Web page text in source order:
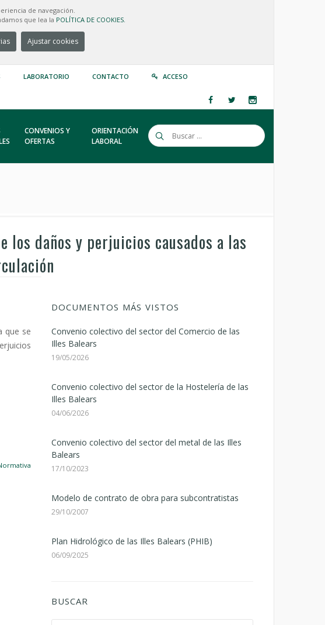
de navegación.
que lea la POLÍTICA DE COOKIES.
Ajustar cookies
LABORATORIO CONTACTO ACCESO
CONVENIOS Y
OFERTAS
ORIENTACIÓN
LABORAL
los daños y perjuicios causados a las
que se
DOCUMENTOS MÁS VISTOS
Convenio colectivo del sector del Comercio de las
Illes Balears
19/05/2026
Convenio colectivo del sector de la Hostelería de las
Illes Balears
04/06/2026
Convenio colectivo del sector del metal de las Illes
Balears
17/10/2023
Modelo de contrato de obra para subcontratistas
29/10/2007
Plan Hidrológico de las Illes Balears (PHIB)
06/09/2025
BUSCAR